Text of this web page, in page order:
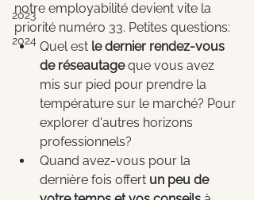
2023
2024
notre employabilité devient vite la
priorité numéro 33. Petites questions:
Quel est le dernier rendez-vous
de réseautage que vous avez
mis sur pied pour prendre la
température sur le marché? Pour
explorer d'autres horizons
professionnels?
Quand avez-vous pour la
dernière fois offert un peu de